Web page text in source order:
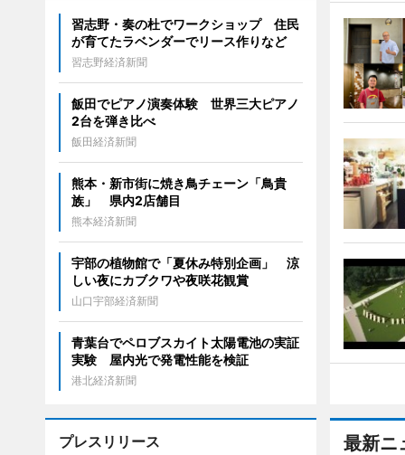
最新ニ
習志野・奏の杜でワークショップ 住民
が育てたラベンダーでリース作りなど
習志野経済新聞
飯田でピアノ演奏体験 世界三大ピアノ
2台を弾き比べ
飯田経済新聞
熊本・新市街に焼き鳥チェーン「鳥貴
族」 県内2店舗目
熊本経済新聞
宇部の植物館で「夏休み特別企画」 涼
しい夜にカブクワや夜咲花観賞
山口宇部経済新聞
青葉台でペロブスカイト太陽電池の実証
実験 屋内光で発電性能を検証
港北経済新聞
プレスリリース